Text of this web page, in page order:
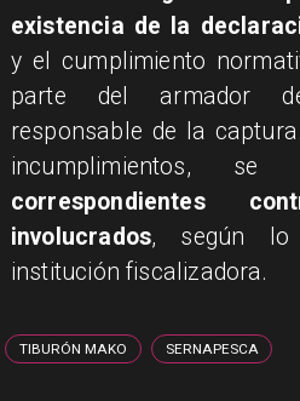
existencia de la
y el cumplimiento
parte del armador
responsable de la
incumplimientos,
correspondientes
involucrados, según lo
institución fiscalizadora.
TIBURÓN MAKO SERNAPESCA